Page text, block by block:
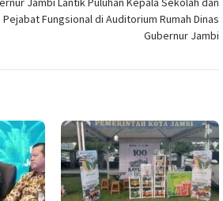
Pejabat Fungsional di Auditorium Rumah Dinas
Gubernur Jambi